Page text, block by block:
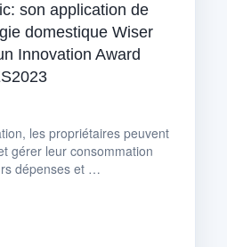
son application de
domestique Wiser
Innovation Award
les propriétaires peuvent
gérer leur consommation
dépenses et …